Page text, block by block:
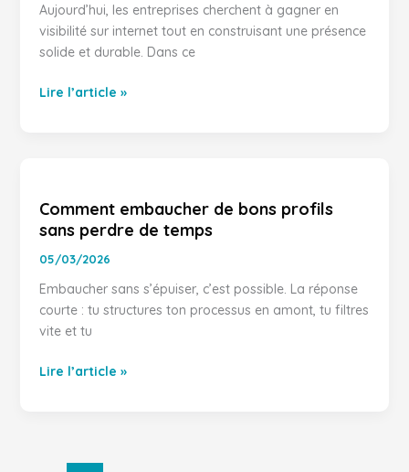
Aujourd’hui, les entreprises cherchent à gagner en
visibilité sur internet tout en construisant une présence
solide et durable. Dans ce
GEO
Lire l’article »
Comment embaucher de bons profils
sans perdre de temps
05/03/2026
Embaucher sans s’épuiser, c’est possible. La réponse
courte : tu structures ton processus en amont, tu filtres
vite et tu
de
bons
profils
perdre
de
temps
Lire l’article »